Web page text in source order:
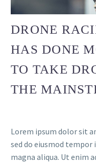
DRONE
HAS DONE
TO TAKE
THE
Lorem ipsum dolor sit
sed do eiusmod
magna aliqua. Ut enim